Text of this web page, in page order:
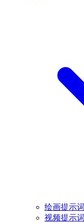
绘画提示词
视频提示词